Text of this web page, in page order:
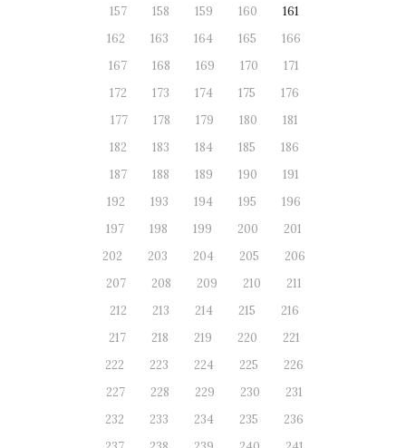
157
158 159 160
161
162
163 164 165
166
167
168 169 170
171
172
173 174 175
176
177
178 179 180
181
182
183 184 185
186
187
188 189 190
191
192
193 194 195
196
197
198 199 200
201
202
203 204 205
206
207
208 209 210
211
212
213 214 215
216
217
218 219 220
221
222
223 224 225
226
227
228 229 230
231
232
233 234 235
236